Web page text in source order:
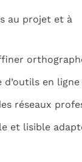
au projet et à
d’outils en ligne
réseaux
et lisible